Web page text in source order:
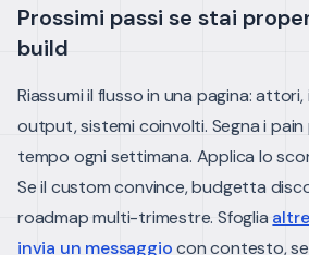
Prossimi passi se stai
build
Riassumi il flusso in una pagina:
output, sistemi coinvolti. Segna i
tempo ogni settimana. Applica lo
Se il custom convince, budgetta
roadmap multi-trimestre. Sfoglia
invia un messaggiocon contesto,